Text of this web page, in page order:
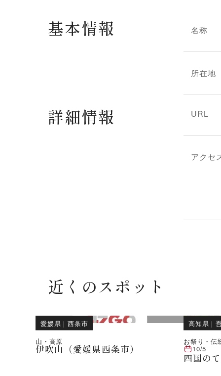
基本情報 名称
所在地
詳細情報 URL
アクセ
近くのスポット
愛媛県 ｜西条市
山・高原
伊吹山（愛媛県西条市）
高知県 ｜
お祭り・伝
10/5
四国の